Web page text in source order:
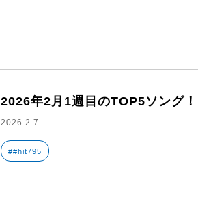
2026年2月1週目のTOP5ソング！
2026.2.7
##hit795